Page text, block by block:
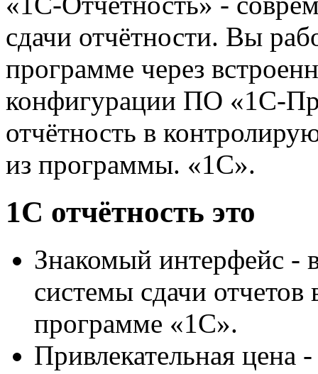
сдачи отчётности. Вы
программе через
конфигурации ПО «1С-
отчётность в
из программы. «1С».
1С отчётность это
Знакомый интерфейс -
системы сдачи
программе «1С».
Привлекательная цена